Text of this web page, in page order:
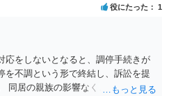
う前提に基づいて協議を進める必
ことが最も有利ですが，ＡＢの相続
から，実現は困難だと思います。
的な解決方法（遺産分割協議の落と
とを甘受しなければならないかもし
役にたった 1
応をしないとなると、調停手続きが
を不調という形で終結し、訴訟を提
同居の親族の影響なく、というのは